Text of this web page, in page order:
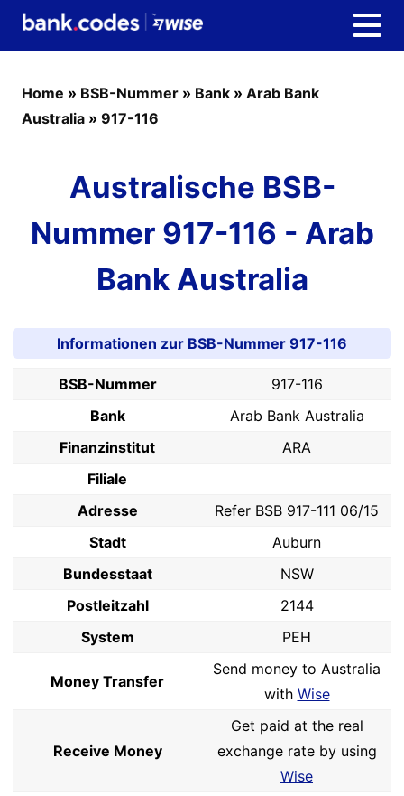
Home » BSB-Nummer » Bank » Arab Bank
Australia » 917-116
Australische BSB-
Nummer 917-116 - Arab
Bank Australia
Informationen zur BSB-Nummer 917-116
BSB-Nummer
917-116
Bank
Arab Bank Australia
Finanzinstitut
ARA
Filiale
Adresse
Refer BSB 917-111 06/15
Stadt
Auburn
Bundesstaat
NSW
Postleitzahl
2144
System
PEH
Money Transfer
Send money to Australia
with Wise
Receive Money
Get paid at the real
exchange rate by using
Wise